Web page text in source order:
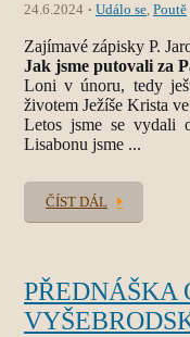
24.6.2024 Událo se, Poutě
Zajímavé zápisky P.
Jak jsme putovali za
Loni v únoru, tedy
životem Ježíše Krista
Letos jsme se vydali
Lisabonu jsme ...
ČÍST DÁL
PŘEDNÁŠKA